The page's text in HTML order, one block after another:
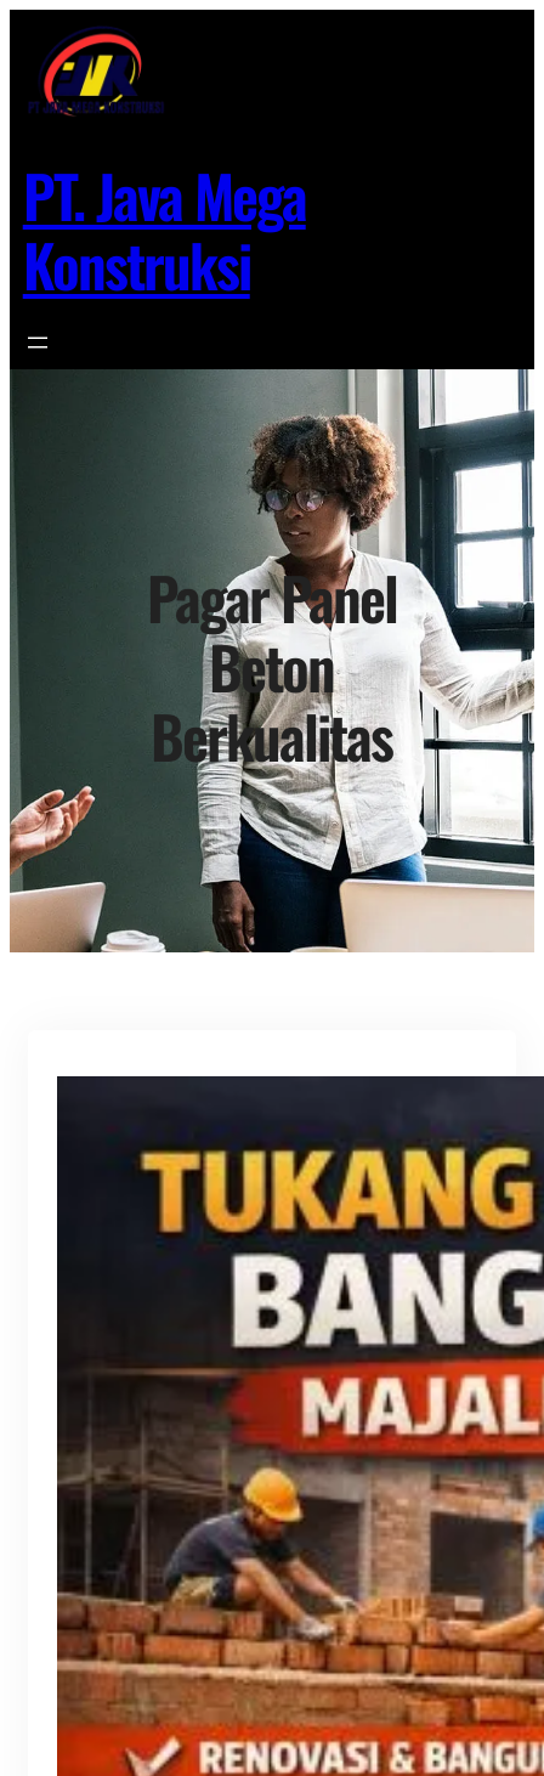
konten
PT. Java Mega
Konstruksi
Pagar Panel
Beton
Berkualitas